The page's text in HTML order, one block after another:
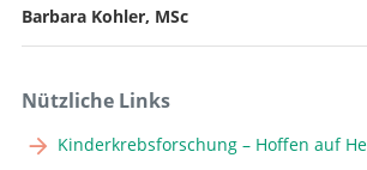
Barbara Kohler, MSc
Nützliche Links
Kinderkrebsforschung – Hoffen auf